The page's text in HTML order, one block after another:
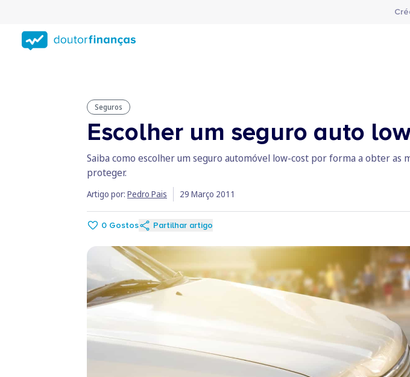
conteúdo
principal
Seguros
Escolher um seguro auto
Saiba como escolher um seguro automóvel low-cost por forma a obter as
proteger.
Artigo por: Pedro Pais 29 Março 2011
0 Gostos Partilhar artigo